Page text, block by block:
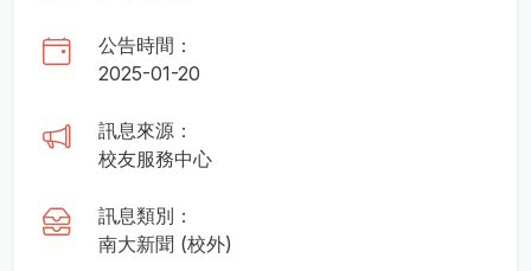
公告時間：
2025-01-20
訊息來源：
校友服務中心
訊息類別：
南大新聞 (校外)